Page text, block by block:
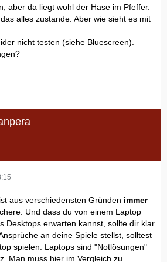
aber da liegt wohl der Hase im Pfeffer.
alles zustande. Aber wie sieht es mit
nicht testen (siehe Bluescreen).
aus verschiedensten Gründen immer
Und dass du von einem Laptop
Desktops erwarten kannst, sollte dir klar
an deine Spiele stellst, solltest
spielen. Laptops sind "Notlösungen"
Man muss hier im Vergleich zu